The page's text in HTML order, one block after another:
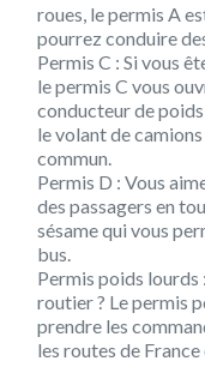
roues, le permis A
pourrez conduire
Permis C : Si vous
le permis C vous
conducteur de
le volant de
commun.
Permis D : Vous
des passagers en
sésame qui vous
bus.
Permis poids lourds
routier ? Le permis
prendre les
les routes de France